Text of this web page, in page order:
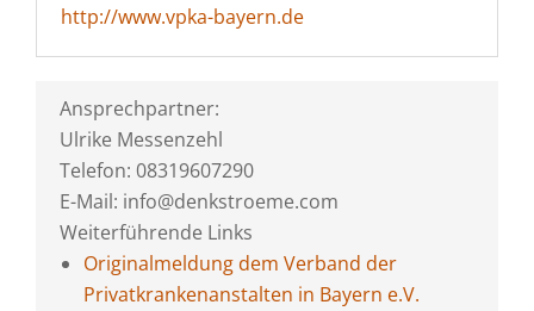
http://www.vpka-bayern.de
Ansprechpartner:
Ulrike Messenzehl
Telefon: 08319607290
E-Mail: info@denkstroeme.com
Weiterführende Links
Originalmeldung dem Verband der
Privatkrankenanstalten in Bayern e.V.